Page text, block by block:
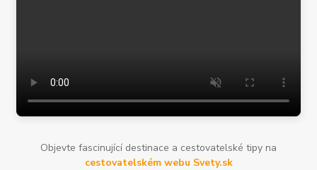
Objevte fascinující destinace a cestovatelské tipy na
cestovatelském webu Svety.sk